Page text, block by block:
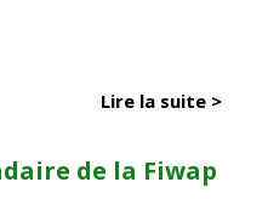
Lire la suite >
de la Fiwap